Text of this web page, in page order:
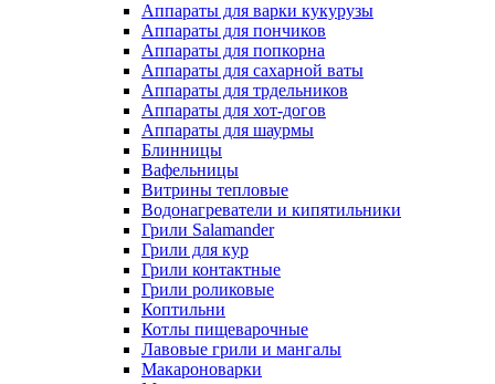
Аппараты для варки кукурузы
Аппараты для пончиков
Аппараты для попкорна
Аппараты для сахарной ваты
Аппараты для трдельников
Аппараты для хот-догов
Аппараты для шаурмы
Блинницы
Вафельницы
Витрины тепловые
Водонагреватели и кипятильники
Грили Salamander
Грили для кур
Грили контактные
Грили роликовые
Коптильни
Котлы пищеварочные
Лавовые грили и мангалы
Макароноварки